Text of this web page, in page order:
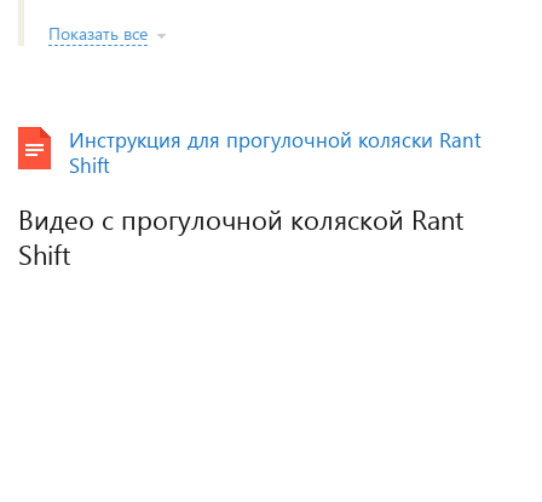
Показать все
Инструкция для прогулочной коляски Rant
Shift
Видео с прогулочной коляской Rant
Shift